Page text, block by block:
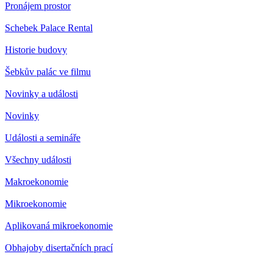
Pronájem prostor
Schebek Palace Rental
Historie budovy
Šebkův palác ve filmu
Novinky a události
Novinky
Události a semináře
Všechny události
Makroekonomie
Mikroekonomie
Aplikovaná mikroekonomie
Obhajoby disertačních prací